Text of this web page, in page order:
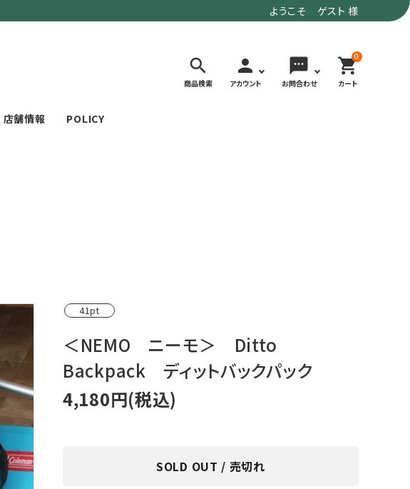
ようこそ ゲスト 様
search
商品検索
person
アカウント
sms
お問合わせ
0
shopping_cart
カート
・雪山に向けたウェア・
ト泊山行に向けたギ
りに向けたウェア・ギ
イルラン向けウェア・ギ
リバースポーツ
店舗情報 POLICY
41pt
＜NEMO ニーモ＞ Ditto
Backpack ディットバックパック
4,180円(税込)
SOLD OUT / 売切れ